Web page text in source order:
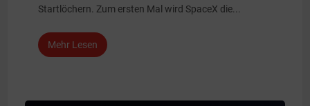
Startlöchern. Zum ersten Mal wird SpaceX die...
Mehr Lesen